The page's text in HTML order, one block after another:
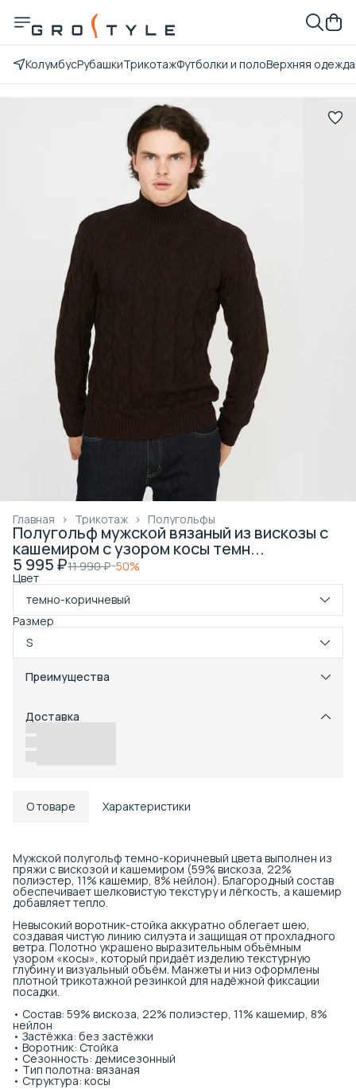
КолумбусРубашкиТрикотажФутболки и полоВерхняя одежда
Полугольфы
Трикотаж ›
Главная ›
Полугольф мужской вязаный из вискозы с
кашемиром с узором косы темн...
5 995 ₽11 990 ₽−50%
Цвет
темно-коричневый
Размер
S
Преимущества
Примерка при получении в пункте выдачи
Возможность отказаться от части товаров
Доставка
О товаре Характеристики
Мужской полугольф темно-коричневый цвета выполнен из
пряжи с вискозой и кашемиром (59% вискоза, 22%
полиэстер, 11% кашемир, 8% нейлон). Благородный состав
обеспечивает шелковистую текстуру и лёгкость, а кашемир
добавляет тепло.
Невысокий воротник-стойка аккуратно облегает шею,
создавая чистую линию силуэта и защищая от прохладного
ветра. Полотно украшено выразительным объёмным
узором «косы», который придаёт изделию текстурную
глубину и визуальный объём. Манжеты и низ оформлены
плотной трикотажной резинкой для надёжной фиксации
посадки.
• Состав: 59% вискоза, 22% полиэстер, 11% кашемир, 8%
нейлон
• Застёжка: без застёжки
• Воротник: Стойка
• Сезонность: демисезонный
• Тип полотна: вязаная
• Структура: косы